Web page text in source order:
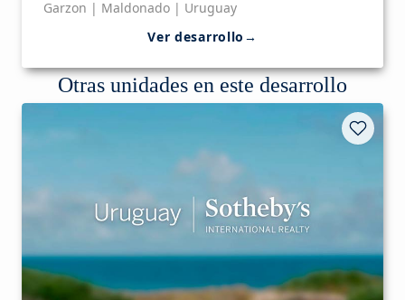
Garzon | Maldonado | Uruguay
Ver desarrollo →
Otras unidades en este desarrollo